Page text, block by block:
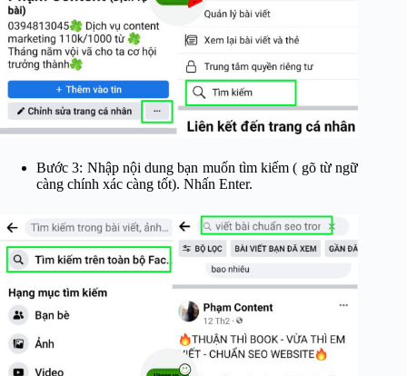
Bước 3: Nhập nội dung bạn muốn tìm kiếm ( gõ từ ngữ
càng chính xác càng tốt). Nhấn Enter.